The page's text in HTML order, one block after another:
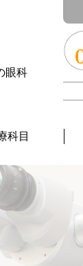
眼科
科目